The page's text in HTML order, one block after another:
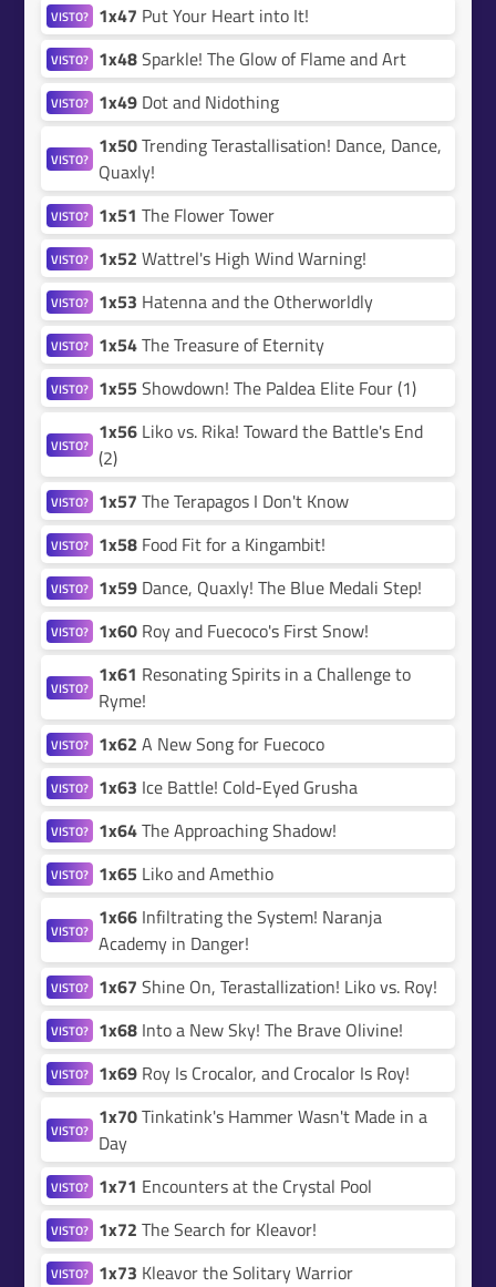
VISTO? 1x47 Put Your Heart into It!
VISTO? 1x48Sparkle! The Glow of Flame and Art
VISTO? 1x49 Dot and Nidothing
VISTO? 1x50Trending Terastallisation! Dance, Dance,
Quaxly!
VISTO? 1x51 The Flower Tower
VISTO? 1x52 Wattrel's High Wind Warning!
VISTO? 1x53 Hatenna and the Otherworldly
VISTO? 1x54The Treasure of Eternity
VISTO? 1x55 Showdown! The Paldea Elite Four (1)
VISTO? 1x56 Liko vs. Rika! Toward the Battle's End
(2)
VISTO? 1x57 The Terapagos I Don't Know
VISTO? 1x58 Food Fit for a Kingambit!
VISTO? 1x59 Dance, Quaxly! The Blue Medali Step!
VISTO? 1x60 Roy and Fuecoco's First Snow!
VISTO? 1x61 Resonating Spirits in a Challenge to
Ryme!
VISTO? 1x62 A New Song for Fuecoco
VISTO? 1x63 Ice Battle! Cold-Eyed Grusha
VISTO? 1x64The Approaching Shadow!
VISTO? 1x65 Liko and Amethio
VISTO? 1x66 Infiltrating the System! Naranja
Academy in Danger!
VISTO? 1x67 Shine On, Terastallization! Liko vs. Roy!
VISTO? 1x68 Into a New Sky! The Brave Olivine!
VISTO? 1x69 Roy Is Crocalor, and Crocalor Is Roy!
VISTO? 1x70Tinkatink's Hammer Wasn't Made in a
Day
VISTO? 1x71 Encounters at the Crystal Pool
VISTO? 1x72 The Search for Kleavor!
VISTO? 1x73 Kleavor the Solitary Warrior